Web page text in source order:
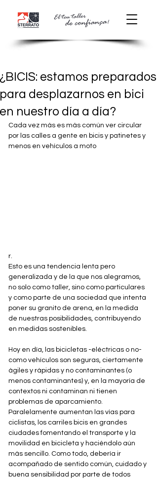
¿BICIS: estamos preparados
para desplazarnos en bici
en nuestro día a día?
Cada vez más es más común ver circular
por las calles a gente en bicis y patinetes y
menos en vehículos a moto
r.
Esto es una tendencia lenta pero
generalizada y de la que nos alegramos,
no solo como taller, sino como particulares
y como parte de una sociedad que intenta
poner su granito de arena, en la medida
de nuestras posibilidades, contribuyendo
en medidas sostenibles.
Hoy en día, las bicicletas -eléctricas o no-
como vehículos son seguras, ciertamente
ágiles y rápidas y no contaminantes (o
menos contaminantes) y, en la mayoría de
contextos ni contaminan ni tienen
problemas de aparcamiento.
Paralelamente aumentan las vías para
ciclistas, los carriles bicis en grandes
ciudades fomentando el transporte y la
movilidad en bicicleta y haciéndolo aún
más sencillo. Como todo, debería ir
acompañado de sentido común, cuidado y
buena sensibilidad por parte de todos